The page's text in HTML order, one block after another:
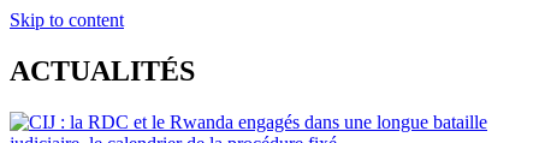
Skip to content
ACTUALITÉS